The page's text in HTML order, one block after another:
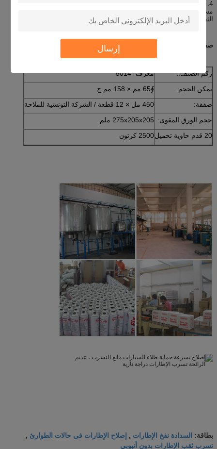
إرسال
الثقب.ثم قم بفحص وضبط ضغط الإطارات.
صفقة:
رقم الصنف.:
معرف -5014
يمكن الحجم:
∮65 مم × 158 مم ح
صفقة:
450 مل × 12 قطعة / الشركة التونسية للملاحة
حجم الورق المقوى: 275x205x205 ملم
20 قدم حاوية تحميل
2500 كرتون
بطاقة: السدادة نفخ الإطارات , إصلاح الإطارات في حالات الطوارئ ,
تسرب ثقب الإطارات بدون أنبوبي